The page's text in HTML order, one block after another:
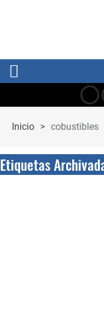
Inicio > cobustibles
Etiquetas